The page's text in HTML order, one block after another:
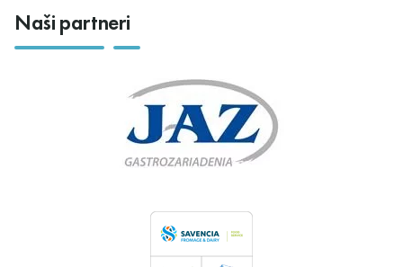
Naši partneri